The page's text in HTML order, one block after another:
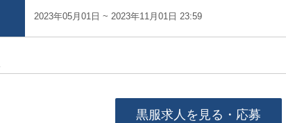
2023年05月01日 ~ 2023年11月01日 23:59
黒服求人を見る・応募